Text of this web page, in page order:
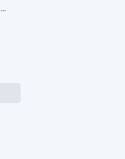
Programma di affiliazione